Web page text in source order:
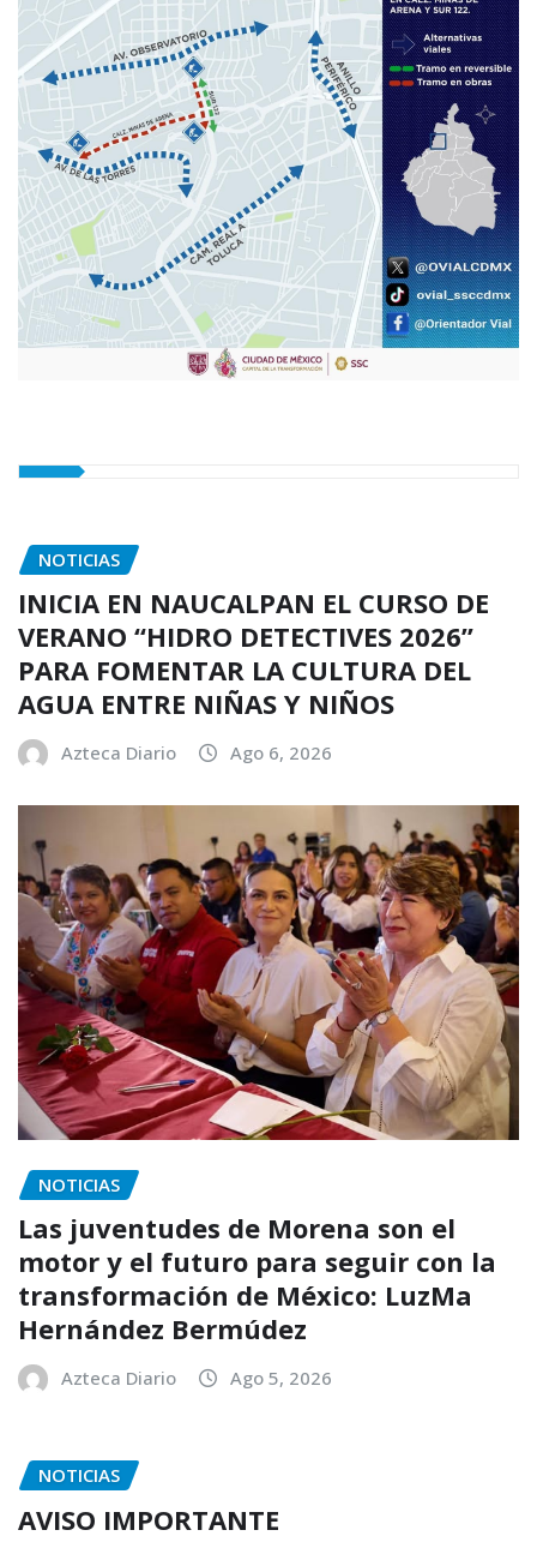
NOTICIAS
INICIA EN NAUCALPAN EL CURSO DE
VERANO “HIDRO DETECTIVES 2026”
PARA FOMENTAR LA CULTURA DEL
AGUA ENTRE NIÑAS Y NIÑOS
Azteca Diario Ago 6, 2026
NOTICIAS
Las juventudes de Morena son el
motor y el futuro para seguir con la
transformación de México: LuzMa
Hernández Bermúdez
Azteca Diario Ago 5, 2026
NOTICIAS
AVISO IMPORTANTE